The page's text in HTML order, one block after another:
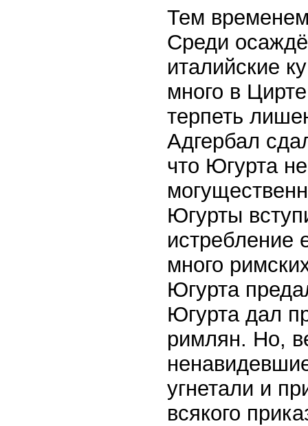
Тем
Среди
италийские
много в
терпеть
Адгербал
что Югурта
Югурты
истребление
много
Югурта
Югурта дал
римлян. Но,
угнетали и
всякого